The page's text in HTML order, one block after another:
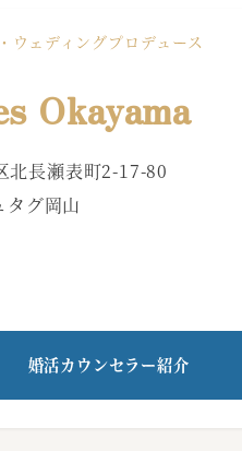
ウェディングプロデュース
Okayama
北長瀬表町2-17-80
グ岡山
婚活カウンセラー紹介